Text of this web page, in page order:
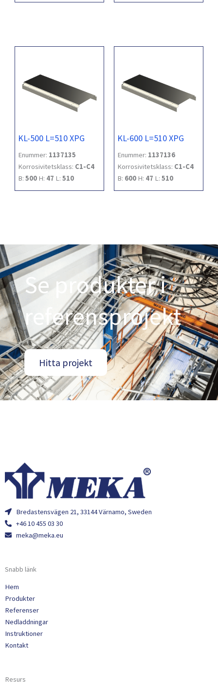
KL-500 L=510 XPG
Enummer: 1137135
Korrosivitetsklass: C1-C4
B: 500 H: 47 L: 510
KL-600 L=510 XPG
Enummer: 1137136
Korrosivitetsklass: C1-C4
B: 600 H: 47 L: 510
Se produkter i
referensprojekt
Hitta projekt
Bredastensvägen 21, 33144 Värnamo, Sweden
+46 10 455 03 30
meka@meka.eu
Snabb länk
Hem
Produkter
Referenser
Nedladdningar
Instruktioner
Kontakt
Resurs